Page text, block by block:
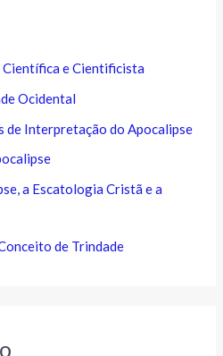
e Cientificista
Ocidental
de Interpretação do Apocalipse
a Escatologia Cristã e a
de Trindade